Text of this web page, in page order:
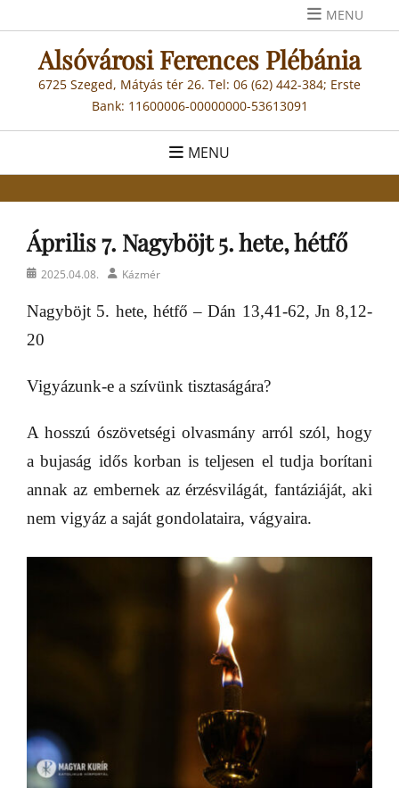
to
content
MENU
Alsóvárosi Ferences Plébánia
6725 Szeged, Mátyás tér 26. Tel: 06 (62) 442-384; Erste
Bank: 11600006-00000000-53613091
MENU
Április 7. Nagyböjt 5. hete, hétfő
Posted2025.04.08. AuthorKázmér
Nagyböjt 5. hete, hétfő – Dán 13,41-62, Jn 8,12-
20
Vigyázunk-e a szívünk tisztaságára?
A hosszú ószövetségi olvasmány arról szól, hogy
a bujaság idős korban is teljesen el tudja borítani
annak az embernek az érzésvilágát, fantáziáját, aki
nem vigyáz a saját gondolataira, vágyaira.